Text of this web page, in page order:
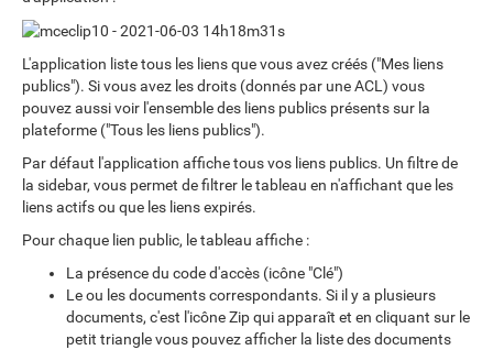
L'application liste tous les liens que vous avez créés ("Mes liens
publics"). Si vous avez les droits (donnés par une ACL) vous
pouvez aussi voir l'ensemble des liens publics présents sur la
plateforme ("Tous les liens publics").
Par défaut l'application affiche tous vos liens publics. Un filtre de
la sidebar, vous permet de filtrer le tableau en n'affichant que les
liens actifs ou que les liens expirés.
Pour chaque lien public, le tableau affiche :
La présence du code d'accès (icône "Clé")
Le ou les documents correspondants. Si il y a plusieurs
documents, c'est l'icône Zip qui apparaît et en cliquant sur le
petit triangle vous pouvez afficher la liste des documents